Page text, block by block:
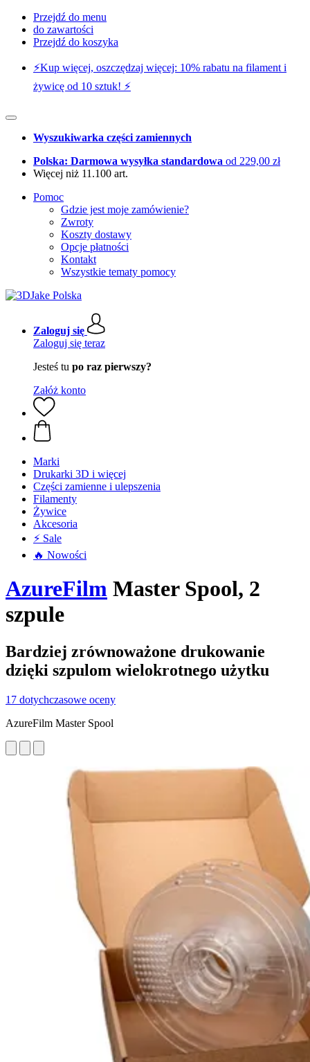
Przejdź do menu
do zawartości
Przejdź do koszyka
⚡️Kup więcej, oszczędzaj więcej: 10% rabatu na filament i
żywicę od 10 sztuk! ⚡️
Wyszukiwarka części zamiennych
Polska: Darmowa wysyłka standardowa od 229,00 zł
Więcej niż 11.100 art.
Pomoc
Gdzie jest moje zamówienie?
Zwroty
Koszty dostawy
Opcje płatności
Kontakt
Wszystkie tematy pomocy
Zaloguj się
Zaloguj się teraz
Jesteś tu po raz pierwszy?
Załóż konto
Marki
Drukarki 3D i więcej
Części zamienne i ulepszenia
Filamenty
Żywice
Akcesoria
⚡ Sale
🔥 Nowości
AzureFilm Master Spool, 2
szpule
Bardziej zrównoważone drukowanie
dzięki szpulom wielokrotnego użytku
17 dotychczasowe oceny
AzureFilm Master Spool